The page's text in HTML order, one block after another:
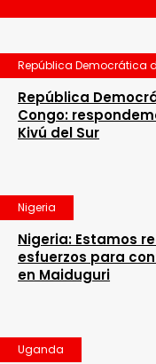
República Democrática
República
Congo:
Kivú del Sur
Nigeria
Nigeria: Estamos
esfuerzos para
en Maiduguri
Uganda